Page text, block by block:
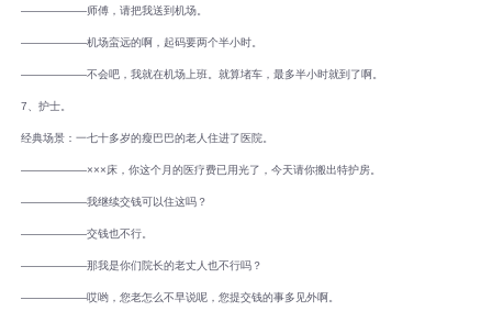
――――――师傅，请把我送到机场。
――――――机场蛮远的啊，起码要两个半小时。
――――――不会吧，我就在机场上班。就算堵车，最多半小时就到了啊。
7、护士。
经典场景：一七十多岁的瘦巴巴的老人住进了医院。
――――――×××床，你这个月的医疗费已用光了，今天请你搬出特护房。
――――――我继续交钱可以住这吗？
――――――交钱也不行。
――――――那我是你们院长的老丈人也不行吗？
――――――哎哟，您老怎么不早说呢，您提交钱的事多见外啊。